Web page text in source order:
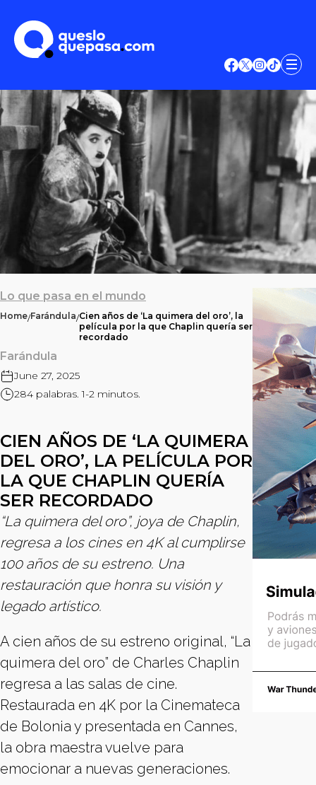
Lo que pasa en el mundo
Home/Farándula/Cien años de ‘La quimera del oro’, la
película por la que Chaplin quería ser
recordado
Farándula
June 27, 2025
284 palabras. 1-2 minutos.
CIEN AÑOS DE ‘LA QUIMERA
DEL ORO’, LA PELÍCULA POR
LA QUE CHAPLIN QUERÍA
SER RECORDADO
“La quimera del oro”, joya de Chaplin,
regresa a los cines en 4K al cumplirse
100 años de su estreno. Una
restauración que honra su visión y
legado artístico.
A cien años de su estreno original, “La
quimera del oro” de Charles Chaplin
regresa a las salas de cine.
Restaurada en 4K por la Cinemateca
de Bolonia y presentada en Cannes,
la obra maestra vuelve para
emocionar a nuevas generaciones.